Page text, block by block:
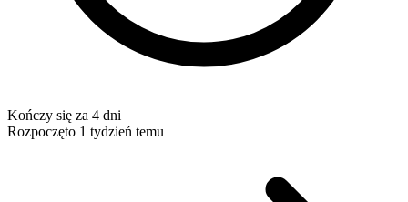
Kończy się za 4 dni
Rozpoczęto 1 tydzień temu